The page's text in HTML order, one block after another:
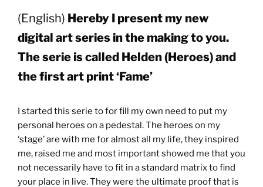
(English) Hereby I present my new
digital art series in the making to you.
The serie is called Helden (Heroes) and
the first art print ‘Fame’
I started this serie to for fill my own need to put my
personal heroes on a pedestal. The heroes on my
‘stage’ are with me for almost all my life, they inspired
me, raised me and most important showed me that you
not necessarily have to fit in a standard matrix to find
your place in live. They were the ultimate proof that is